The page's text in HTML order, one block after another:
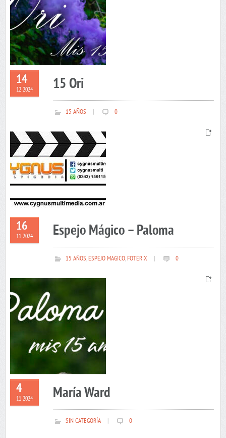
14
12 2024 15 Ori
15 AÑOS 0
16
11 2024 Espejo Mágico – Paloma
15 AÑOS,ESPEJO MAGICO,FOTERIX 0
4
11 2024 María Ward
SIN CATEGORÍA 0